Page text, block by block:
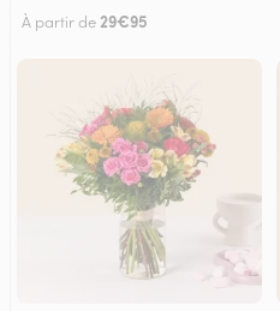
À partir de29€95